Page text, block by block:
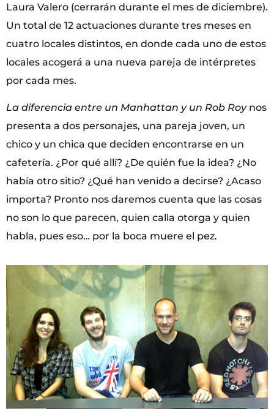
Laura Valero (cerrarán durante el mes de diciembre).
Un total de 12 actuaciones durante tres meses en
cuatro locales distintos, en donde cada uno de estos
locales acogerá a una nueva pareja de intérpretes
por cada mes.
La diferencia entre un Manhattan y un Rob Roynos
presenta a dos personajes, una pareja joven, un
chico y un chica que deciden encontrarse en un
cafetería. ¿Por qué allí? ¿De quién fue la idea? ¿No
había otro sitio? ¿Qué han venido a decirse? ¿Acaso
importa? Pronto nos daremos cuenta que las cosas
no son lo que parecen, quien calla otorga y quien
habla, pues eso… por la boca muere el pez.